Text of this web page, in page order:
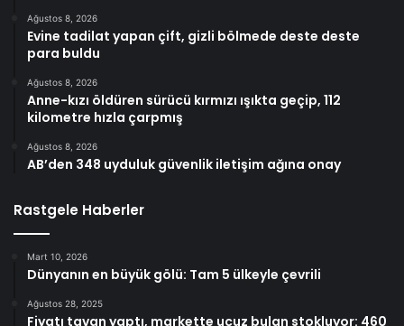
Ağustos 8, 2026
Evine tadilat yapan çift, gizli bölmede deste deste
para buldu
Ağustos 8, 2026
Anne-kızı öldüren sürücü kırmızı ışıkta geçip, 112
kilometre hızla çarpmış
Ağustos 8, 2026
AB’den 348 uyduluk güvenlik iletişim ağına onay
Rastgele Haberler
Mart 10, 2026
Dünyanın en büyük gölü: Tam 5 ülkeyle çevrili
Ağustos 28, 2025
Fiyatı tavan yaptı, markette ucuz bulan stokluyor: 460